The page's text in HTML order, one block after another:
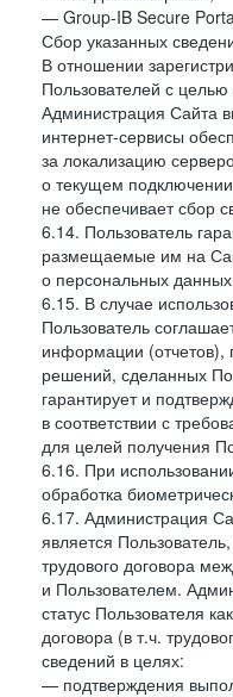
— Group-IB Secure
Сбор указанных
В отношении
Пользователей с
Администрация Сайта
интернет-сервисы
за локализацию
о текущем
не обеспечивает сбор
6.14. Пользователь
размещаемые им на
о персональных
6.15. В случае
Пользователь
информации (отчетов),
решений, сделанных
гарантирует и
в соответствии с
для целей получения
6.16. При
обработка
6.17. Администрация
является
трудового договора
и Пользователем.
статус Пользователя
договора (в т.ч.
сведений в целях:
— подтверждения